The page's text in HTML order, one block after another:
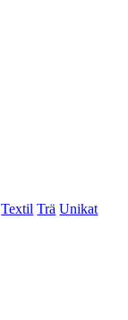
Textil Trä Unikat